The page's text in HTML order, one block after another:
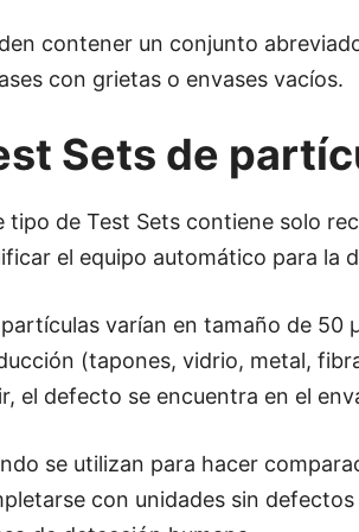
contener un conjunto
con grietas o envases vacíos.
Sets de
tipo de Test Sets contiene solo
el equipo automático para la
varían en tamaño de 50
(tapones, vidrio, metal,
el defecto se encuentra en el
se utilizan para hacer
con unidades sin